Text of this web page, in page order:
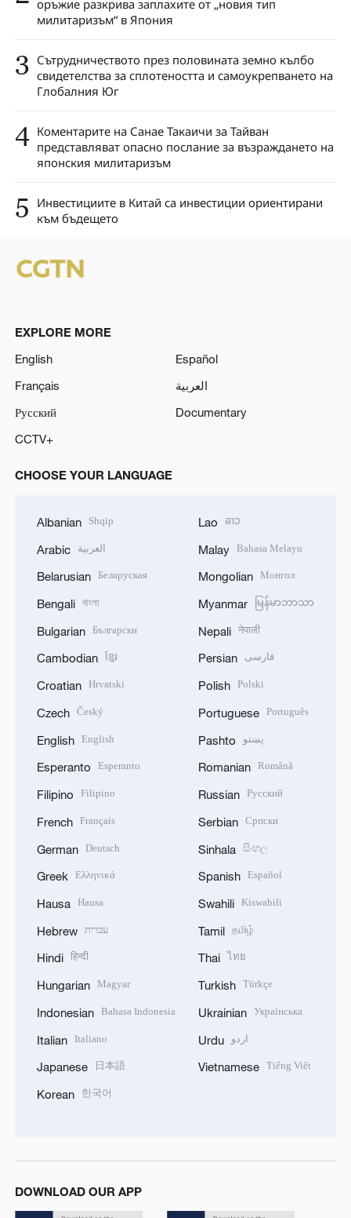
оръжие разкрива заплахите от „новия тип
милитаризъм“ в Япония
3 Сътрудничеството през половината земно кълбо
свидетелства за сплотеността и самоукрепването на
Глобалния Юг
4 Коментарите на Санае Такаичи за Тайван
представляват опасно послание за възраждането на
японския милитаризъм
5 Инвестициите в Китай са инвестиции ориентирани
към бъдещето
EXPLORE MORE
English
Español
Français
العربية
Русский
Documentary
CCTV+
CHOOSE YOUR LANGUAGE
Albanian Shqip
Arabic العربية
Belarusian Беларуская
Bengali বাংলা
Bulgarian Български
Cambodian ខ្មែរ
Croatian Hrvatski
Czech Český
English English
Esperanto Esperanto
Filipino Filipino
French Français
German Deutsch
Greek Ελληνικά
Hausa Hausa
Hebrew עברית
Hindi हिन्दी
Hungarian Magyar
Indonesian Bahasa Indonesia
Italian Italiano
Japanese 日本語
Korean 한국어
Lao ລາວ
Malay Bahasa Melayu
Mongolian Монгол
Myanmar မြန်မာဘာသာ
Nepali नेपाली
Persian فارسی
Polish Polski
Portuguese Português
Pashto پښتو
Romanian Română
Russian Русский
Serbian Српски
Sinhala සිංහල
Spanish Español
Swahili Kiswahili
Tamil தமிழ்
Thai ไทย
Turkish Türkçe
Ukrainian Українська
Urdu اردو
Vietnamese Tiếng Việt
DOWNLOAD OUR APP